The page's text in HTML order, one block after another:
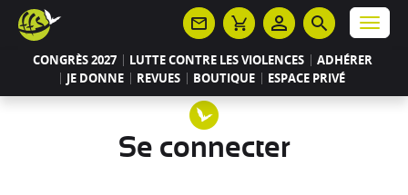
CONGRÈS 2027 LUTTE CONTRE LES VIOLENCES
ADHÉRER
JE DONNE
REVUES BOUTIQUE ESPACE PRIVÉ
Menu
Se connecter
Panneau de gestion des cookies